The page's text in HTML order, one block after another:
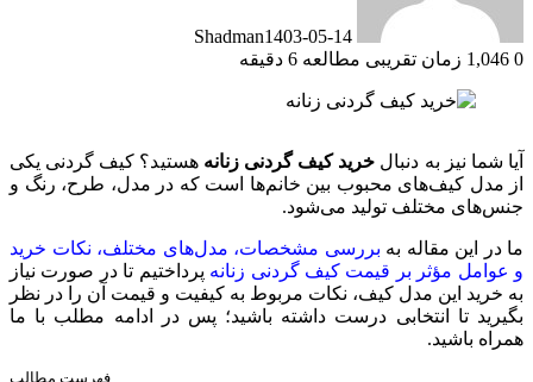
Shadman1403-05-14
0
زمان تقریبی مطالعه 6 دقیقه
آیا شما نیز به دنبال خرید کیف گردنی زنانه هستید؟ کیف گردنی یکی
از مدل کیف‌های محبوب بین خانم‌ها است که در مدل، طرح، رنگ و
جنس‌های مختلف تولید می‌شود.
ما در این مقاله به بررسی مشخصات، مدل‌های مختلف، نکات خرید
و عوامل مؤثر بر قیمت کیف گردنی زنانه پرداختیم تا در صورت نیاز
به خرید این مدل کیف، نکات مربوط به کیفیت و قیمت آن را در نظر
بگیرید تا انتخابی درست داشته باشید؛ پس در ادامه مطلب با ما
همراه باشید.
فهرست مطالب